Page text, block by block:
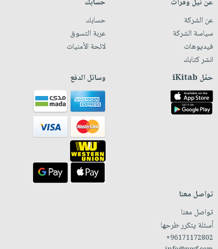
عن الشركة
سياسة الشركة
فيديوهات
انشر كتابك
حسابك
عربة التسوق
لائحة الأمنيات
حمّل iKitab وسائل الدفع
تواصل معنا
تواصل معنا
أسئلة يتكرر طرحها
+96171172802